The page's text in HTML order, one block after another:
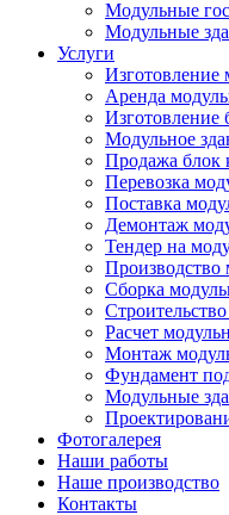
Модульные
Модульные
Услуги
Изготовление
Аренда
Изготовление
Модульное
Продажа блок
Перевозка
Поставка
Демонтаж
Тендер на
Производство
Сборка
Расчет
Монтаж
Фундамент
Модульные
Фотогалерея
Наши работы
Наше производство
Контакты